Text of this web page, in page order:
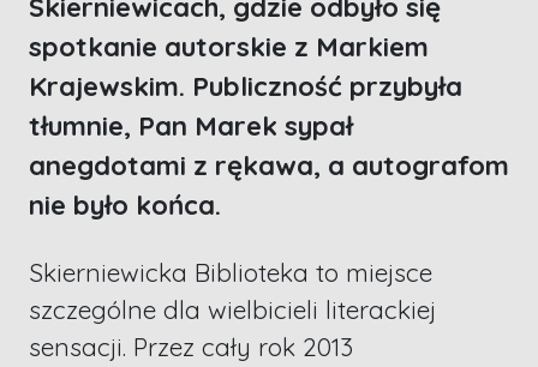
Skierniewicach, gdzie odbyło się
spotkanie autorskie z Markiem
Krajewskim. Publiczność przybyła
tłumnie, Pan Marek sypał
anegdotami z rękawa, a autografom
nie było końca.
Skierniewicka Biblioteka to miejsce
szczególne dla wielbicieli literackiej
sensacji. Przez cały rok 2013